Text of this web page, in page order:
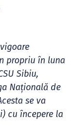
propriu în luna
Sibiu,
Națională de
se va
cu începere la